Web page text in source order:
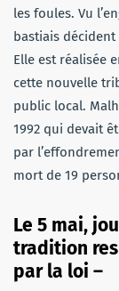
les foules. Vu
bastiais
Elle est réalisée
cette nouvelle
public local.
1992 qui devait
par
mort de 19
Le 5 mai,
tradition
par la loi –